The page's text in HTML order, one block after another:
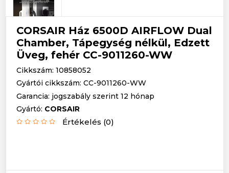
CORSAIR Ház 6500D AIRFLOW Dual
Chamber, Tápegység nélkül, Edzett
Üveg, fehér CC-9011260-WW
Cikkszám: 10858052
Gyártói cikkszám: CC-9011260-WW
Garancia: jogszabály szerint 12 hónap
Gyártó: CORSAIR
Értékelés (0)